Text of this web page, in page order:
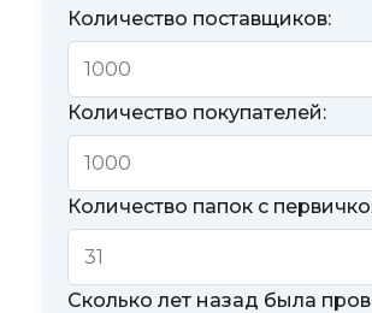
Количество поставщиков:
Количество покупателей:
Количество папок с
Сколько лет назад была